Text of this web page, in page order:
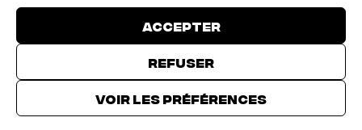
Accepter
Refuser
Voir les préférences
PREVIOUS PAGE
TICKETS